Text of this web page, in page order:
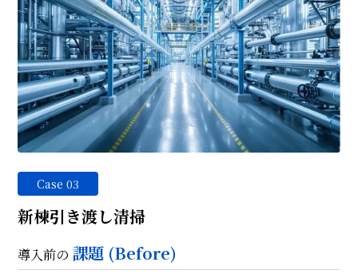
Case 03
新棟引き渡し清掃
導入前の 課題 (Before)